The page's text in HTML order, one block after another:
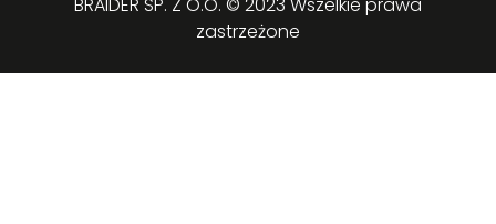
BRAIDER SP. Z O.O. © 2023 Wszelkie prawa
zastrzeżone